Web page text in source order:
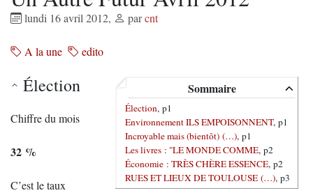
lundi 16 avril 2012, parcnt
A la une edito
Sommaire
Élection, p1
Environnement ILS EMPOISONNENT, p1
Incroyable mais (bientôt) (…), p1
Les livres : "LE MONDE COMME, p2
Économie : TRÈS CHÈRE ESSENCE, p2
RUES ET LIEUX DE TOULOUSE (…), p3
Élection
Chiffre du mois
32 %
C’est le taux